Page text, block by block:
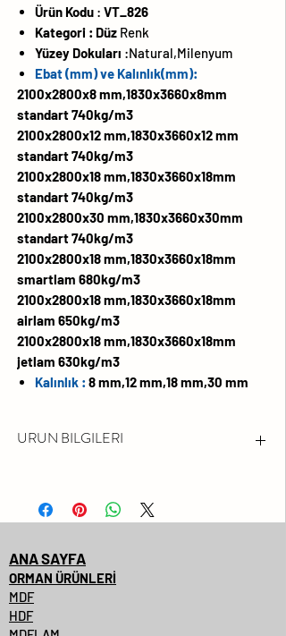
Ürün Kodu : VT_826
Kategori : Düz Renk
Yüzey Dokuları :Natural,Milenyum
Ebat (mm) ve Kalınlık(mm):
2100x2800x8 mm,1830x3660x8mm
standart 740kg/m3
2100x2800x12 mm,1830x3660x12 mm
standart 740kg/m3
2100x2800x18 mm,1830x3660x18mm
standart 740kg/m3
2100x2800x30 mm,1830x3660x30mm
standart 740kg/m3
2100x2800x18 mm,1830x3660x18mm
smartlam 680kg/m3
2100x2800x18 mm,1830x3660x18mm
airlam 650kg/m3
2100x2800x18 mm,1830x3660x18mm
jetlam 630kg/m3
Kalınlık : 8 mm,12 mm,18 mm,30 mm
URUN BILGILERI
LÜTFEN FSC® SERTİFİKALI
DARBEYE VE ÇİZİLMEYE KARŞI
YÜZEY DAYANIMI YÜKSEKTİR
KARŞI DAYANIMLIDIR
ANA SAYFA
ORMAN ÜRÜNLERİ
MDF
HDF